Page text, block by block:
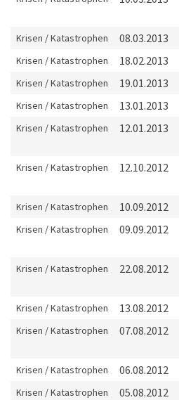
Krisen / Katastrophen 08.03.2013
Krisen / Katastrophen 18.02.2013
Krisen / Katastrophen 19.01.2013
Krisen / Katastrophen 13.01.2013
Krisen / Katastrophen 12.01.2013
Krisen / Katastrophen 12.10.2012
Krisen / Katastrophen 10.09.2012
Krisen / Katastrophen 09.09.2012
Krisen / Katastrophen 22.08.2012
Krisen / Katastrophen 13.08.2012
Krisen / Katastrophen 07.08.2012
Krisen / Katastrophen 06.08.2012
Krisen / Katastrophen 05.08.2012